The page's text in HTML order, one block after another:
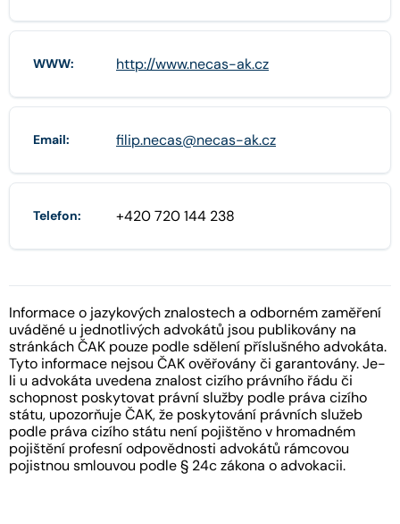
WWW: http://www.necas-ak.cz
Email: filip.necas@necas-ak.cz
Telefon: +420 720 144 238
Informace o jazykových znalostech a odborném zaměření
uváděné u jednotlivých advokátů jsou publikovány na
stránkách ČAK pouze podle sdělení příslušného advokáta.
Tyto informace nejsou ČAK ověřovány či garantovány. Je-
li u advokáta uvedena znalost cizího právního řádu či
schopnost poskytovat právní služby podle práva cizího
státu, upozorňuje ČAK, že poskytování právních služeb
podle práva cizího státu není pojištěno v hromadném
pojištění profesní odpovědnosti advokátů rámcovou
pojistnou smlouvou podle § 24c zákona o advokacii.